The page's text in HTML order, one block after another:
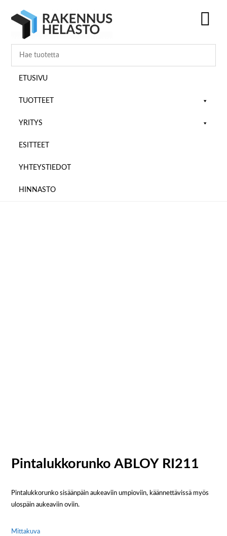
pääsisältöön
ensisijaiseen
alatunnisteeseen
ETUSIVU
TUOTTEET
YRITYS
ESITTEET
YHTEYSTIEDOT
HINNASTO
Pintalukkorunko ABLOY RI211
Pintalukkorunko sisäänpäin aukeaviin umpioviin, käännettävissä myös
ulospäin aukeaviin oviin.
Mittakuva